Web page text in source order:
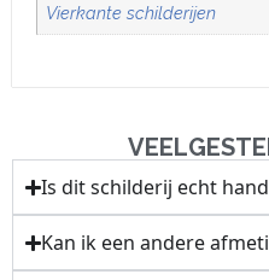
Vierkante schilderijen
Is dit schilderij echt
Kan ik een andere